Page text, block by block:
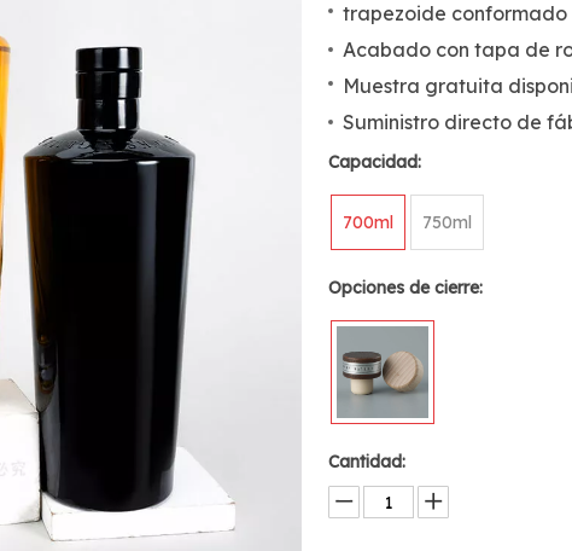
trapezoide conformado
Acabado con tapa de
Muestra gratuita
Suministro directo de
Capacidad:
700ml 750ml
Opciones de cierre:
Cantidad: